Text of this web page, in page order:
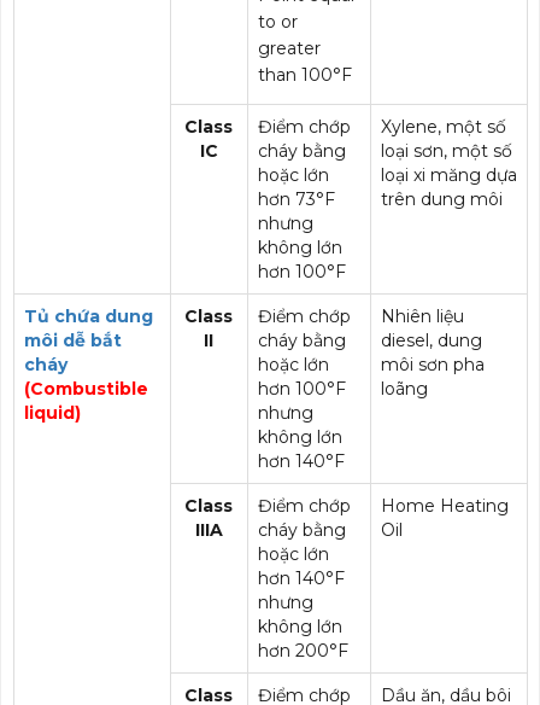
to or
greater
than 100°F
Class
IC
Điểm chớp
cháy bằng
hoặc lớn
hơn 73°F
nhưng
không lớn
hơn 100°F
Xylene, một số
loại sơn, một số
loại xi măng dựa
trên dung môi
Tủ chứa dung
môi dễ bắt
cháy
(Combustible
liquid)
Class
II
Điểm chớp
cháy bằng
hoặc lớn
hơn 100°F
nhưng
không lớn
hơn 140°F
Nhiên liệu
diesel, dung
môi sơn pha
loãng
Class
IIIA
Điểm chớp
cháy bằng
hoặc lớn
hơn 140°F
nhưng
không lớn
hơn 200°F
Home Heating
Oil
Class Điểm chớp Dầu ăn, dầu bôi